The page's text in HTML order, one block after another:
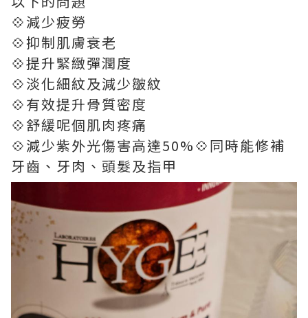
💠減少疲勞
💠抑制肌膚衰老
💠提升緊緻彈潤度
💠淡化細紋及減少皺紋
💠有效提升骨質密度
💠舒緩呢個肌肉疼痛
💠減少紫外光傷害高達50%💠同時能修補
牙齒、牙肉、頭髮及指甲